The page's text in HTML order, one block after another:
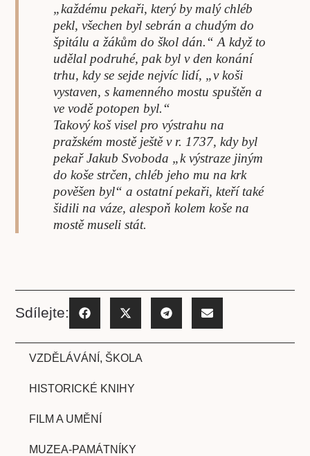
„každému pekaři, který by malý chléb
pekl, všechen byl sebrán a chudým do
špitálu a žákům do škol dán.“ A když to
udělal podruhé, pak byl v den konání
trhu, kdy se sejde nejvíc lidí, „v koši
vystaven, s kamenného mostu spuštěn a
ve vodě potopen byl.“
Takový koš visel pro výstrahu na
pražském mostě ještě v r. 1737, kdy byl
pekař Jakub Svoboda „k výstraze jiným
do koše strčen, chléb jeho mu na krk
pověšen byl“ a ostatní pekaři, kteří také
šidili na váze, alespoň kolem koše na
mostě museli stát.
Sdílejte:
VZDĚLÁVÁNÍ, ŠKOLA
HISTORICKÉ KNIHY
FILM A UMĚNÍ
MUZEA-PAMÁTNÍKY